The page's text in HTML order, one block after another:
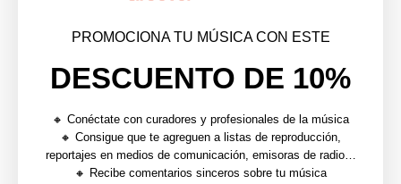
musical para artistas
Sí. Groover+ está diseñada específicamente para
artistas independientes que promocionan música de
forma regular y buscan más valor a largo plazo,
ahorros predecibles y acceso a herramientas
PROMOCIONA TU MÚSICA CON ESTE
DESCUENTO DE 10%
🔸 Conéctate con curadores y profesionales de la música
🔸 Consigue que te agreguen a listas de reproducción,
reportajes en medios de comunicación, emisoras de radio…
🔸 Recibe comentarios sinceros sobre tu música